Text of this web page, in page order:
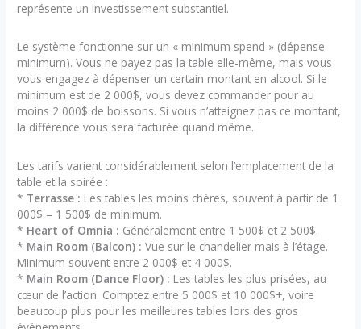
représente un investissement substantiel.
Le système fonctionne sur un « minimum spend » (dépense
minimum). Vous ne payez pas la table elle-même, mais vous
vous engagez à dépenser un certain montant en alcool. Si le
minimum est de 2 000$, vous devez commander pour au
moins 2 000$ de boissons. Si vous n’atteignez pas ce montant,
la différence vous sera facturée quand même.
Les tarifs varient considérablement selon l’emplacement de la
table et la soirée :
* Terrasse : Les tables les moins chères, souvent à partir de 1
000$ – 1 500$ de minimum.
* Heart of Omnia : Généralement entre 1 500$ et 2 500$.
* Main Room (Balcon) : Vue sur le chandelier mais à l’étage.
Minimum souvent entre 2 000$ et 4 000$.
* Main Room (Dance Floor) : Les tables les plus prisées, au
cœur de l’action. Comptez entre 5 000$ et 10 000$+, voire
beaucoup plus pour les meilleures tables lors des gros